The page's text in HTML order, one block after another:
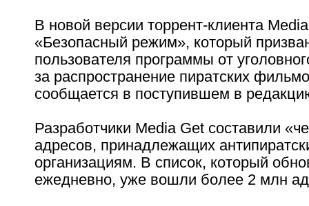
В новой версии торрент-клиента
«Безопасный режим», который
пользователя программы от
за распространение пиратских
сообщается в поступившем в
Разработчики Media Get составили
адресов, принадлежащих
организациям. В список, который
ежедневно, уже вошли более 2 млн